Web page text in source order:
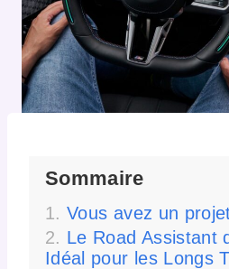
Sommaire
Vous avez un
Le Road Assistant
Idéal pour les Longs